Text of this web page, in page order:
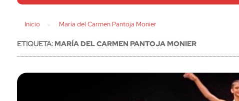
Inicio María del Carmen Pantoja Monier
ETIQUETA:MARÍA DEL CARMEN PANTOJA MONIER